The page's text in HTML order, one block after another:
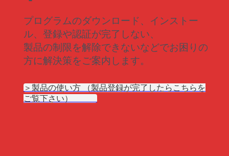
プログラムのダウンロード、インストー
ル、登録や認証が完了しない、
製品の制限を解除できないなどでお困りの
方に解決策をご案内します。
＞製品の使い方 （製品登録が完了したらこちらを
ご覧下さい）